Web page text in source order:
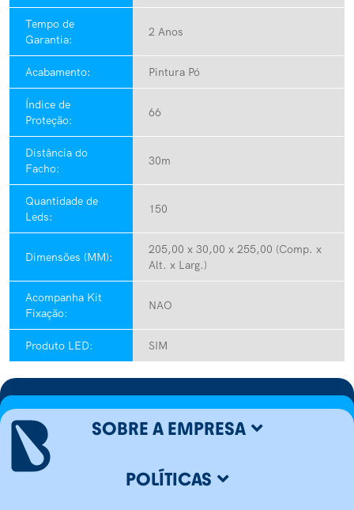
Tempo de
Garantia:
2 Anos
Acabamento: Pintura Pó
Índice de
Proteção:
66
Distância do
Facho:
30m
Quantidade de
Leds:
150
Dimensões (MM):
205,00 x 30,00 x 255,00 (Comp. x
Alt. x Larg.)
Acompanha Kit
Fixação:
NAO
Produto LED: SIM
SOBRE A EMPRESA
POLÍTICAS